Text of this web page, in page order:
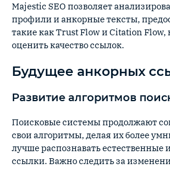
Majestic SEO позволяет
профили и анкорные тексты,
такие как Trust Flow и Citation
оценить качество ссылок.
Будущее анкорных
Развитие алгоритмов
Поисковые системы продолжают
свои алгоритмы, делая их более
лучше распознавать
ссылки. Важно следить за